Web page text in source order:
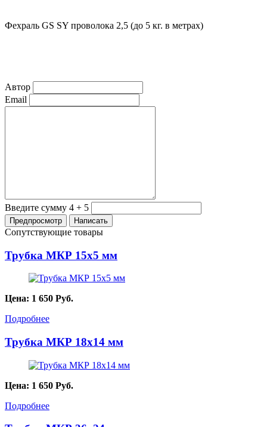
Фехраль GS SY проволока 2,5 (до 5 кг. в метрах)
Автор
Email
Введите сумму 4 + 5
Сопутствующие товары
Трубка МКР 15х5 мм
Цена: 1 650 Руб.
Подробнее
Трубка МКР 18х14 мм
Цена: 1 650 Руб.
Подробнее